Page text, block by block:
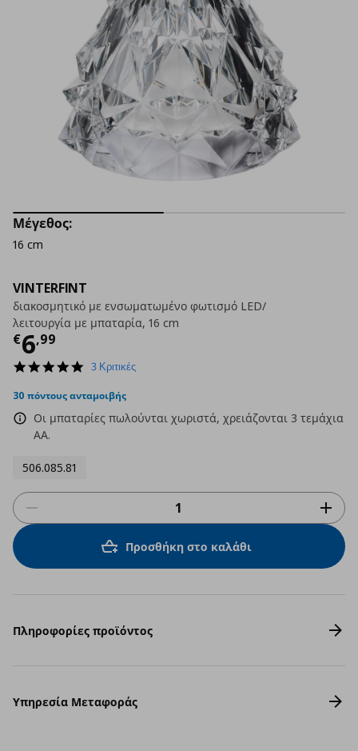
VINTERFINT
διακοσμητικό με ενσωματωμένο φωτισμό LED/
λειτουργία με μπαταρία, 16 cm
€6,99
Τρέχουσα τιμή
5.0
rating
3 Κριτικές
30 πόντους ανταμοιβής
Οι μπαταρίες πωλούνται χωριστά, χρειάζονται 3 τεμάχια
AA.
506.085.81
Μέγεθος:
16 cm
Προσθήκη στο καλάθι
Πληροφορίες προϊόντος
Υπηρεσία Μεταφοράς